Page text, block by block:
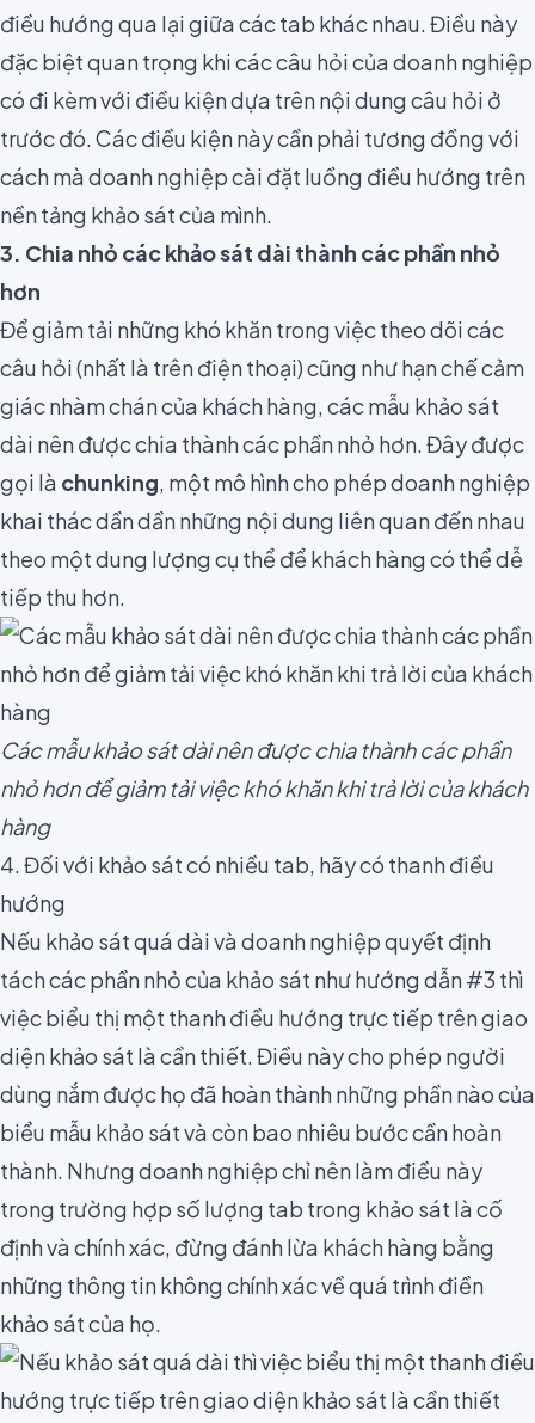
điều hướng qua lại giữa các tab khác nhau. Điều này
đặc biệt quan trọng khi các câu hỏi của doanh nghiệp
có đi kèm với điều kiện dựa trên nội dung câu hỏi ở
trước đó. Các điều kiện này cần phải tương đồng với
cách mà doanh nghiệp cài đặt luồng điều hướng trên
nền tảng khảo sát của mình.
3. Chia nhỏ các khảo sát dài thành các phần nhỏ
hơn
Để giảm tải những khó khăn trong việc theo dõi các
câu hỏi (nhất là trên điện thoại) cũng như hạn chế cảm
giác nhàm chán của khách hàng, các mẫu khảo sát
dài nên được chia thành các phần nhỏ hơn. Đây được
gọi là chunking, một mô hình cho phép doanh nghiệp
khai thác dần dần những nội dung liên quan đến nhau
theo một dung lượng cụ thể để khách hàng có thể dễ
tiếp thu hơn.
Các mẫu khảo sát dài nên được chia thành các phần
nhỏ hơn để giảm tải việc khó khăn khi trả lời của khách
hàng
4. Đối với khảo sát có nhiều tab, hãy có thanh điều
hướng
Nếu khảo sát quá dài và doanh nghiệp quyết định
tách các phần nhỏ của khảo sát như hướng dẫn #3 thì
việc biểu thị một thanh điều hướng trực tiếp trên giao
diện khảo sát là cần thiết. Điều này cho phép người
dùng nắm được họ đã hoàn thành những phần nào của
biểu mẫu khảo sát và còn bao nhiêu bước cần hoàn
thành. Nhưng doanh nghiệp chỉ nên làm điều này
trong trường hợp số lượng tab trong khảo sát là cố
định và chính xác, đừng đánh lừa khách hàng bằng
những thông tin không chính xác về quá trình điền
khảo sát của họ.